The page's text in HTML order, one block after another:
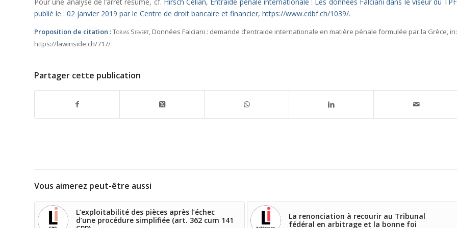
publié le : 02 janvier 2019 par le Centre de droit bancaire et financier, https://www.cdbf.ch/1039/.
Proposition de citation :Tobias Sievert, Données Falciani : demande d’entraide internationale en matière pénale formulée par la Grèce, in:
https://lawinside.ch/717/
Partager cette publication
Vous aimerez peut-être aussi
L’exploitabilité des pièces après l’échec
d’une procédure simplifiée (art. 362 cum 141
La renonciation à recourir au Tribunal
fédéral en arbitrage et la bonne foi